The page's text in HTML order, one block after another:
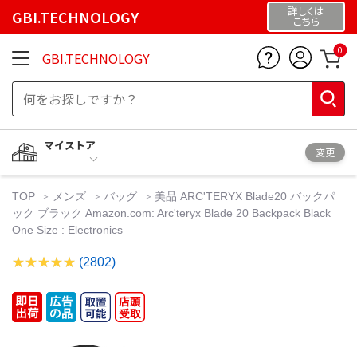
GBI.TECHNOLOGY 詳しくは
こちら
GBI.TECHNOLOGY 0
マイストア
変更
TOP メンズ バッグ
美品 ARC'TERYX Blade20 バックパ
ック ブラック Amazon.com: Arc'teryx Blade 20 Backpack Black
One Size : Electronics
(2802)